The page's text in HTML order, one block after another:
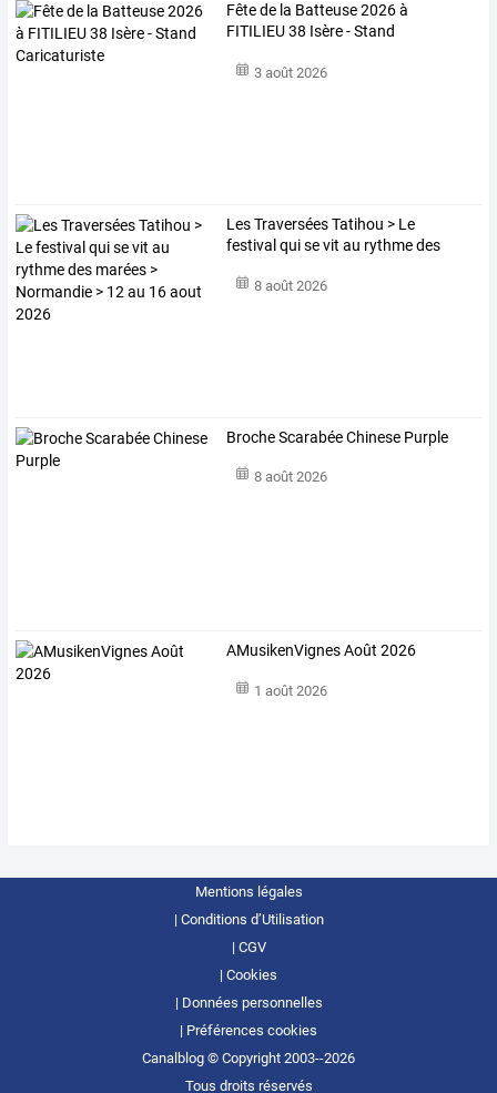
Fête de la Batteuse 2026 à
FITILIEU 38 Isère - Stand
3 août 2026
LesTraverséesTatihou > Le
festivalquisevit au rythmedes
8 août 2026
Broche Scarabée Chinese Purple
8 août 2026
AMusikenVignes Août 2026
1 août 2026
Mentions légales
Conditions d’Utilisation
CGV
Cookies
Données personnelles
Préférences cookies
Canalblog © Copyright 2003--2026
Tous droits réservés